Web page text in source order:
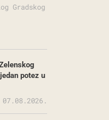
Gradskog
potez u
07.08.2026.